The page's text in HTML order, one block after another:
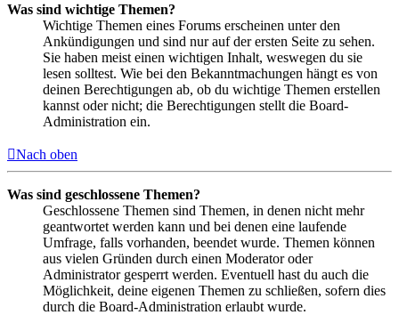
Was sind wichtige Themen?
Wichtige Themen eines Forums erscheinen unter den
Ankündigungen und sind nur auf der ersten Seite zu sehen.
Sie haben meist einen wichtigen Inhalt, weswegen du sie
lesen solltest. Wie bei den Bekanntmachungen hängt es von
deinen Berechtigungen ab, ob du wichtige Themen erstellen
kannst oder nicht; die Berechtigungen stellt die Board-
Administration ein.
Nach oben
Was sind geschlossene Themen?
Geschlossene Themen sind Themen, in denen nicht mehr
geantwortet werden kann und bei denen eine laufende
Umfrage, falls vorhanden, beendet wurde. Themen können
aus vielen Gründen durch einen Moderator oder
Administrator gesperrt werden. Eventuell hast du auch die
Möglichkeit, deine eigenen Themen zu schließen, sofern dies
durch die Board-Administration erlaubt wurde.